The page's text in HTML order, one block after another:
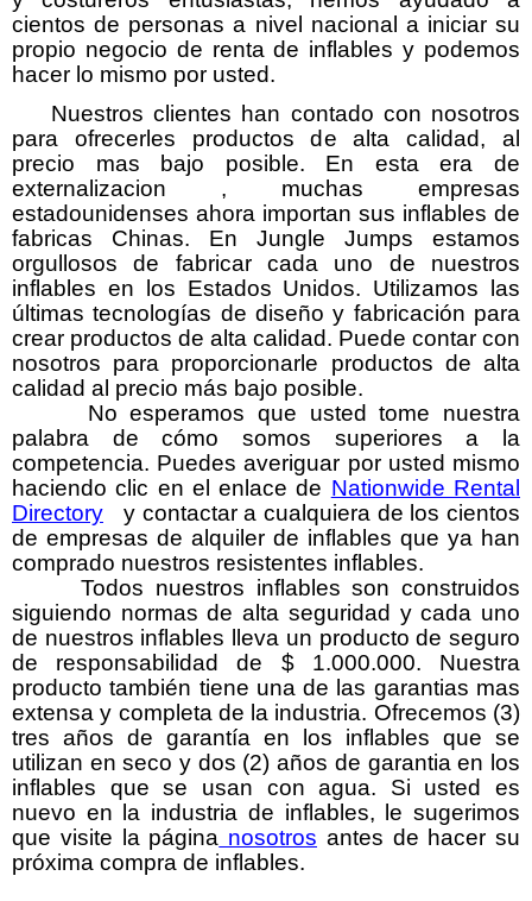
cientos de personas a nivel nacional a iniciar su
propio negocio de renta de inflables y podemos
hacer lo mismo por usted.
Nuestros clientes han contado con nosotros
para ofrecerles productos de alta calidad, al
precio mas bajo posible. En esta era de
externalizacion , muchas empresas
estadounidenses ahora importan sus inflables de
fabricas Chinas. En Jungle Jumps estamos
orgullosos de fabricar cada uno de nuestros
inflables en los Estados Unidos. Utilizamos las
últimas tecnologías de diseño y fabricación para
crear productos de alta calidad. Puede contar con
nosotros para proporcionarle productos de alta
calidad al precio más bajo posible.
No esperamos que usted tome nuestra
palabra de cómo somos superiores a la
competencia. Puedes averiguar por usted mismo
haciendo clic en el enlace de Nationwide Rental
Directory
y contactar a cualquiera de los cientos
de empresas de alquiler de inflables que ya han
comprado nuestros resistentes inflables.
Todos nuestros inflables son construidos
siguiendo normas de alta seguridad y cada uno
de nuestros inflables lleva un producto de seguro
de responsabilidad de $ 1.000.000. Nuestra
producto también tiene una de las garantias mas
extensa y completa de la industria. Ofrecemos (3)
tres años de garantía en los inflables que se
utilizan en seco y dos (2) años de garantia en los
inflables que se usan con agua. Si usted es
nuevo en la industria de inflables, le sugerimos
que visite la página nosotros antes de hacer su
próxima compra de inflables.